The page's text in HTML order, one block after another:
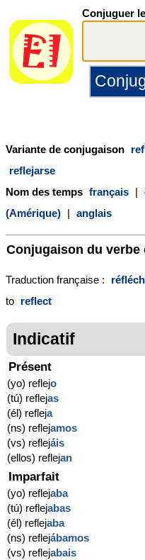
Conjuguer
Variante de conjugaison
reflejarse
Nom des temps français |
(Amérique) | anglais
Conjugaison du verbe
Traduction française :
to reflect
Indicatif
Présent
(yo) reflejo
(tú) reflejas
(él) refleja
(ns) reflejamos
(vs) reflejáis
(ellos) reflejan
Imparfait
(yo) reflejaba
(tú) reflejabas
(él) reflejaba
(ns) reflejábamos
(vs) reflejabais